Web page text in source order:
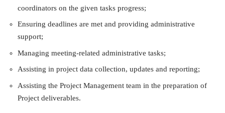
coordinators on the given tasks progress;
Ensuring deadlines are met and providing administrative
support;
Managing meeting-related administrative tasks;
Assisting in project data collection, updates and reporting;
Assisting the Project Management team in the preparation of
Project deliverables.